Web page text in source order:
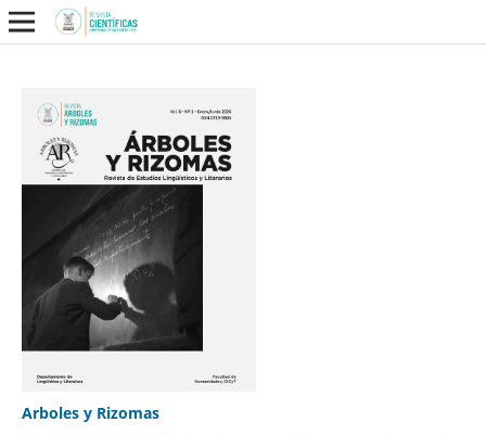
Arboles y Rizomas